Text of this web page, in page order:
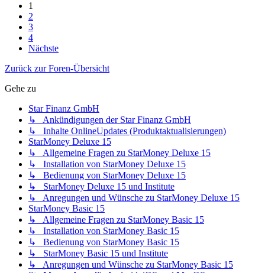
1
2
3
4
Nächste
Zurück zur Foren-Übersicht
Gehe zu
Star Finanz GmbH
↳ Ankündigungen der Star Finanz GmbH
↳ Inhalte OnlineUpdates (Produktaktualisierungen)
StarMoney Deluxe 15
↳ Allgemeine Fragen zu StarMoney Deluxe 15
↳ Installation von StarMoney Deluxe 15
↳ Bedienung von StarMoney Deluxe 15
↳ StarMoney Deluxe 15 und Institute
↳ Anregungen und Wünsche zu StarMoney Deluxe 15
StarMoney Basic 15
↳ Allgemeine Fragen zu StarMoney Basic 15
↳ Installation von StarMoney Basic 15
↳ Bedienung von StarMoney Basic 15
↳ StarMoney Basic 15 und Institute
↳ Anregungen und Wünsche zu StarMoney Basic 15